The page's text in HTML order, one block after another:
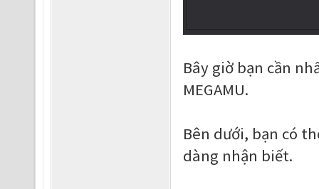
Bây giờ bạn cần
MEGAMU.
Bên dưới, bạn có
dàng nhận biết.